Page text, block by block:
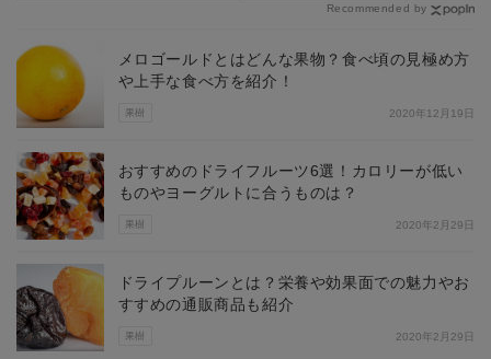
Recommended by
果樹
メロゴールドとはどんな果物？食べ頃の見極め方
や上手な食べ方を紹介！
2020年12月19日
果樹
おすすめのドライフルーツ6選！カロリーが低い
ものやヨーグルトに合うものは？
2020年2月29日
果樹
ドライプルーンとは？栄養や効果面での魅力やお
すすめの通販商品も紹介
2020年2月29日